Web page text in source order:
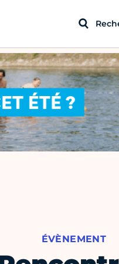
ÉVÈNEMENT